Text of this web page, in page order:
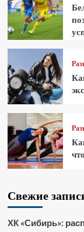
Свежие
ХК «Сибирь»: